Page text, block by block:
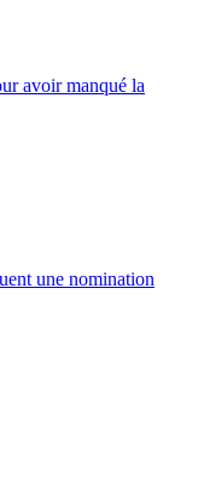
avoir manqué la
une nomination